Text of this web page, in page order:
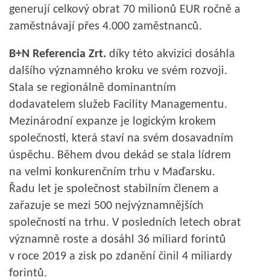
generují celkový obrat 70 milionů EUR ročně a
zaměstnávají přes 4.000 zaměstnanců.
B+N Referencia Zrt. díky této akvizici dosáhla
dalšího významného kroku ve svém rozvoji.
Stala se regionálně dominantním
dodavatelem služeb Facility Managementu.
Mezinárodní expanze je logickým krokem
společnosti, která staví na svém dosavadním
úspěchu. Během dvou dekád se stala lídrem
na velmi konkurenčním trhu v Maďarsku.
Řadu let je společnost stabilním členem a
zařazuje se mezi 500 nejvýznamnějších
společností na trhu. V posledních letech obrat
významně roste a dosáhl 36 miliard forintů
v roce 2019 a zisk po zdanění činil 4 miliardy
forintů.